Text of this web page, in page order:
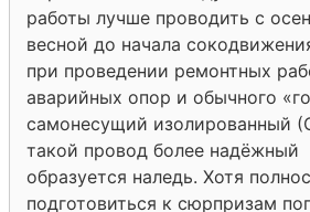
работы лучше проводить с
весной до начала
при проведении ремонтных
аварийных опор и обычного
самонесущий изолированный
такой провод более надёжный
образуется наледь. Хотя
подготовиться к сюрпризам